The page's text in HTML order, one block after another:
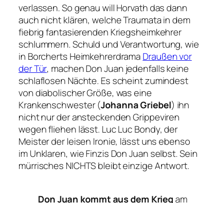
verlassen. So genau will Horvath das dann
auch nicht klären, welche Traumata in dem
fiebrig fantasierenden Kriegsheimkehrer
schlummern. Schuld und Verantwortung, wie
in Borcherts Heimkehrerdrama Draußen vor
der Tür, machen Don Juan jedenfalls keine
schlaflosen Nächte. Es scheint zumindest
von diabolischer Größe, was eine
Krankenschwester (Johanna Griebel) ihn
nicht nur der ansteckenden Grippeviren
wegen fliehen lässt. Luc Luc Bondy, der
Meister der leisen Ironie, lässt uns ebenso
im Unklaren, wie Finzis Don Juan selbst. Sein
mürrisches NICHTS bleibt einzige Antwort.
Don Juan kommt aus dem Kriegam